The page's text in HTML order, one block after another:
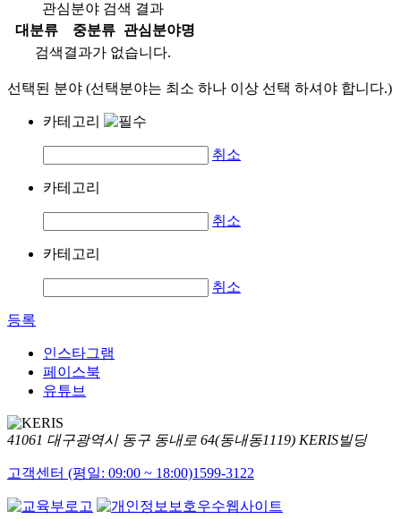
관심분야 검색 결과
대분류
중분류
관심분야명
검색결과가 없습니다.
선택된 분야 (선택분야는 최소 하나 이상 선택 하셔야 합니다.)
카테고리
취소
카테고리
취소
카테고리
취소
등록
인스타그램
페이스북
유튜브
41061 대구광역시 동구 동내로 64(동내동1119) KERIS빌딩
고객센터 (평일: 09:00 ~ 18:00)1599-3122